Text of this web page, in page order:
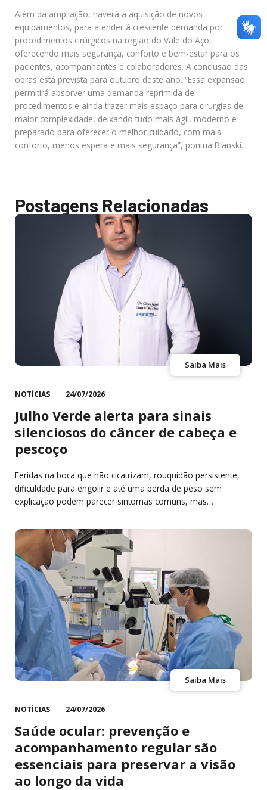
Além da ampliação, haverá a aquisição de novos
equipamentos, para atender à crescente demanda por
procedimentos cirúrgicos na região do Vale do Aço,
oferecendo mais segurança, conforto e bem-estar para os
pacientes, acompanhantes e colaboradores. A conclusão das
obras está prevista para outubro deste ano. “Essa expansão
permitirá absorver uma demanda reprimida de
procedimentos e ainda trazer mais espaço para cirurgias de
maior complexidade, deixando tudo mais ágil, moderno e
preparado para oferecer o melhor cuidado, com mais
conforto, menos espera e mais segurança”, pontua Blanski.
Postagens Relacionadas
Saiba Mais
NOTÍCIAS 24/07/2026
Julho Verde alerta para sinais
silenciosos do câncer de cabeça e
pescoço
Feridas na boca que não cicatrizam, rouquidão persistente,
dificuldade para engolir e até uma perda de peso sem
explicação podem parecer sintomas comuns, mas…
Saiba Mais
NOTÍCIAS 24/07/2026
Saúde ocular: prevenção e
acompanhamento regular são
essenciais para preservar a visão
ao longo da vida